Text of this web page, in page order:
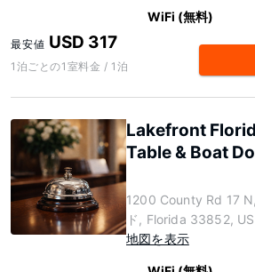
WiFi (無料)
最安値 USD 317
1泊ごとの1室料金 / 1泊
Lakefront
Table & Boat
1200 County Rd 17
ド, Florida 33852, US
地図を表示